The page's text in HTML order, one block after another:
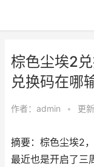
棕色尘埃2
兑换码在哪
作者： admin • 更
摘要：棕色尘埃2
最近也是开启了三